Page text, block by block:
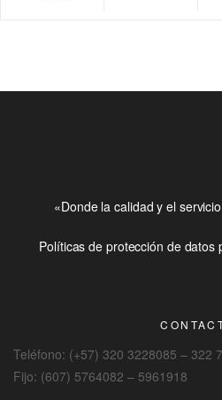
«Donde la calidad y el
Políticas de protección de
Teléfono: (+57) 320 3228085 – 322
Fijo: (607) 5764082 – 5961918